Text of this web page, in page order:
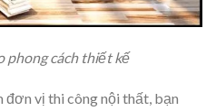
phong cách thiết kế
vị thi công nội thất, bạn